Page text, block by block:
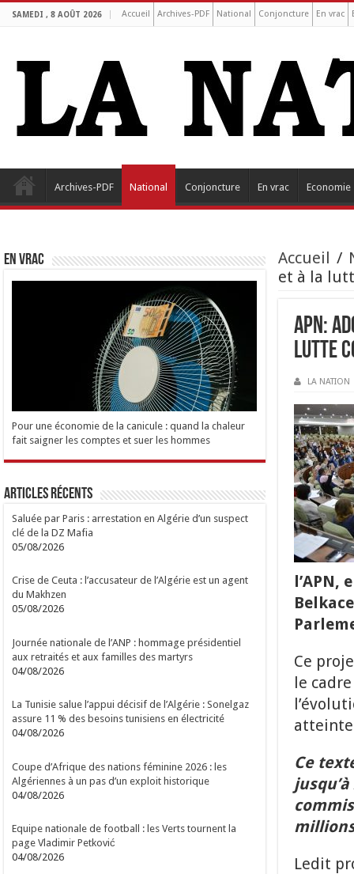
SAMEDI , 8 AOÛT 2026 Accueil Archives-PDF National Conjoncture En vrac
Archives-PDF National Conjoncture En vrac Economie
Accueil /
et à la
APN:
lutte
LA NATION
l’APN,
Ce
le
Ce
Ledit
EN VRAC
Pour une économie de la canicule : quand la chaleur
fait saigner les comptes et suer les hommes
Articles Récents
Saluée par Paris : arrestation en Algérie d’un suspect
clé de la DZ Mafia
05/08/2026
Crise de Ceuta : l’accusateur de l’Algérie est un agent
du Makhzen
05/08/2026
Journée nationale de l’ANP : hommage présidentiel
aux retraités et aux familles des martyrs
04/08/2026
La Tunisie salue l’appui décisif de l’Algérie : Sonelgaz
assure 11 % des besoins tunisiens en électricité
04/08/2026
Coupe d’Afrique des nations féminine 2026 : les
Algériennes à un pas d’un exploit historique
04/08/2026
Equipe nationale de football : les Verts tournent la
page Vladimir Petković
04/08/2026